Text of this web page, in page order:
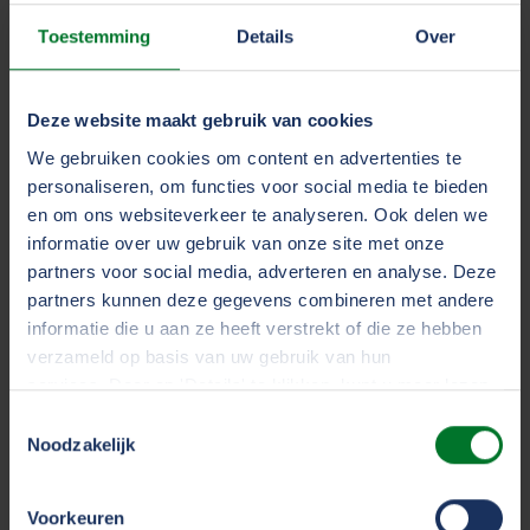
Toestemming Details Over
Deze website maakt gebruik van cookies
We gebruiken cookies om content en advertenties te
personaliseren, om functies voor social media te bieden
en om ons websiteverkeer te analyseren. Ook delen we
informatie over uw gebruik van onze site met onze
partners voor social media, adverteren en analyse. Deze
partners kunnen deze gegevens combineren met andere
informatie die u aan ze heeft verstrekt of die ze hebben
verzameld op basis van uw gebruik van hun
services. Door op 'Details' te klikken, kunt u meer lezen
toestemming intrekken. Door op 'Alles accepteren' te
klikken, gaat u akkoord met het gebruik van alle cookies
Noodzakelijk
Voorkeuren
Melden kan telefonisch, maar ook per mail.
Rechtsbijstand bedrijf (inclusief scheepvaart)
(0528) 29 24 16
rechtsbijstandbedrijf@tvm.nl
Rechtsbijstand verkeer
smd@tvm.nl
Stuur direct de belangrijkste documenten mee, dan